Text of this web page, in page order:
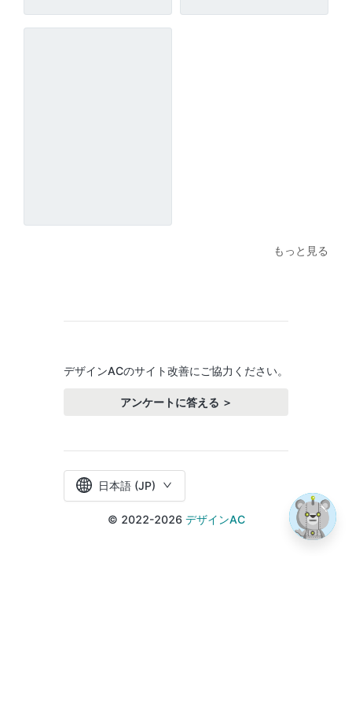
もっと見る
デザインACのサイト改善にご協力ください。
アンケートに答える ＞
日本語 (JP)
© 2022-2026 デザインAC